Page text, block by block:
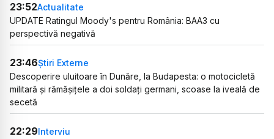
23:52Actualitate
UPDATE Ratingul Moody's pentru România: BAA3 cu
perspectivă negativă
23:46Știri Externe
Descoperire uluitoare în Dunăre, la Budapesta: o motocicletă
militară și rămășițele a doi soldați germani, scoase la iveală de
secetă
22:29Interviu